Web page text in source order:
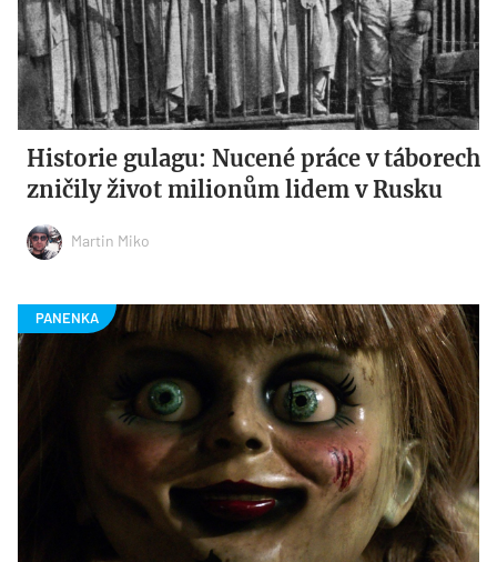
Historie gulagu: Nucené práce v táborech
zničily život milionům lidem v Rusku
Martin Miko